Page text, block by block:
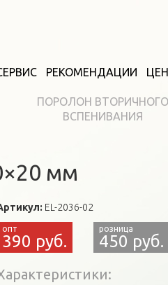
РЕКОМЕНДАЦИИ
ПОРОЛОН ВТОРИЧНОГО
ВСПЕНИВАНИЯ
мм
EL-2036-02
390 руб. 450 руб.